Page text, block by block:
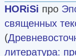
HORiSi про
священных
(
литература: